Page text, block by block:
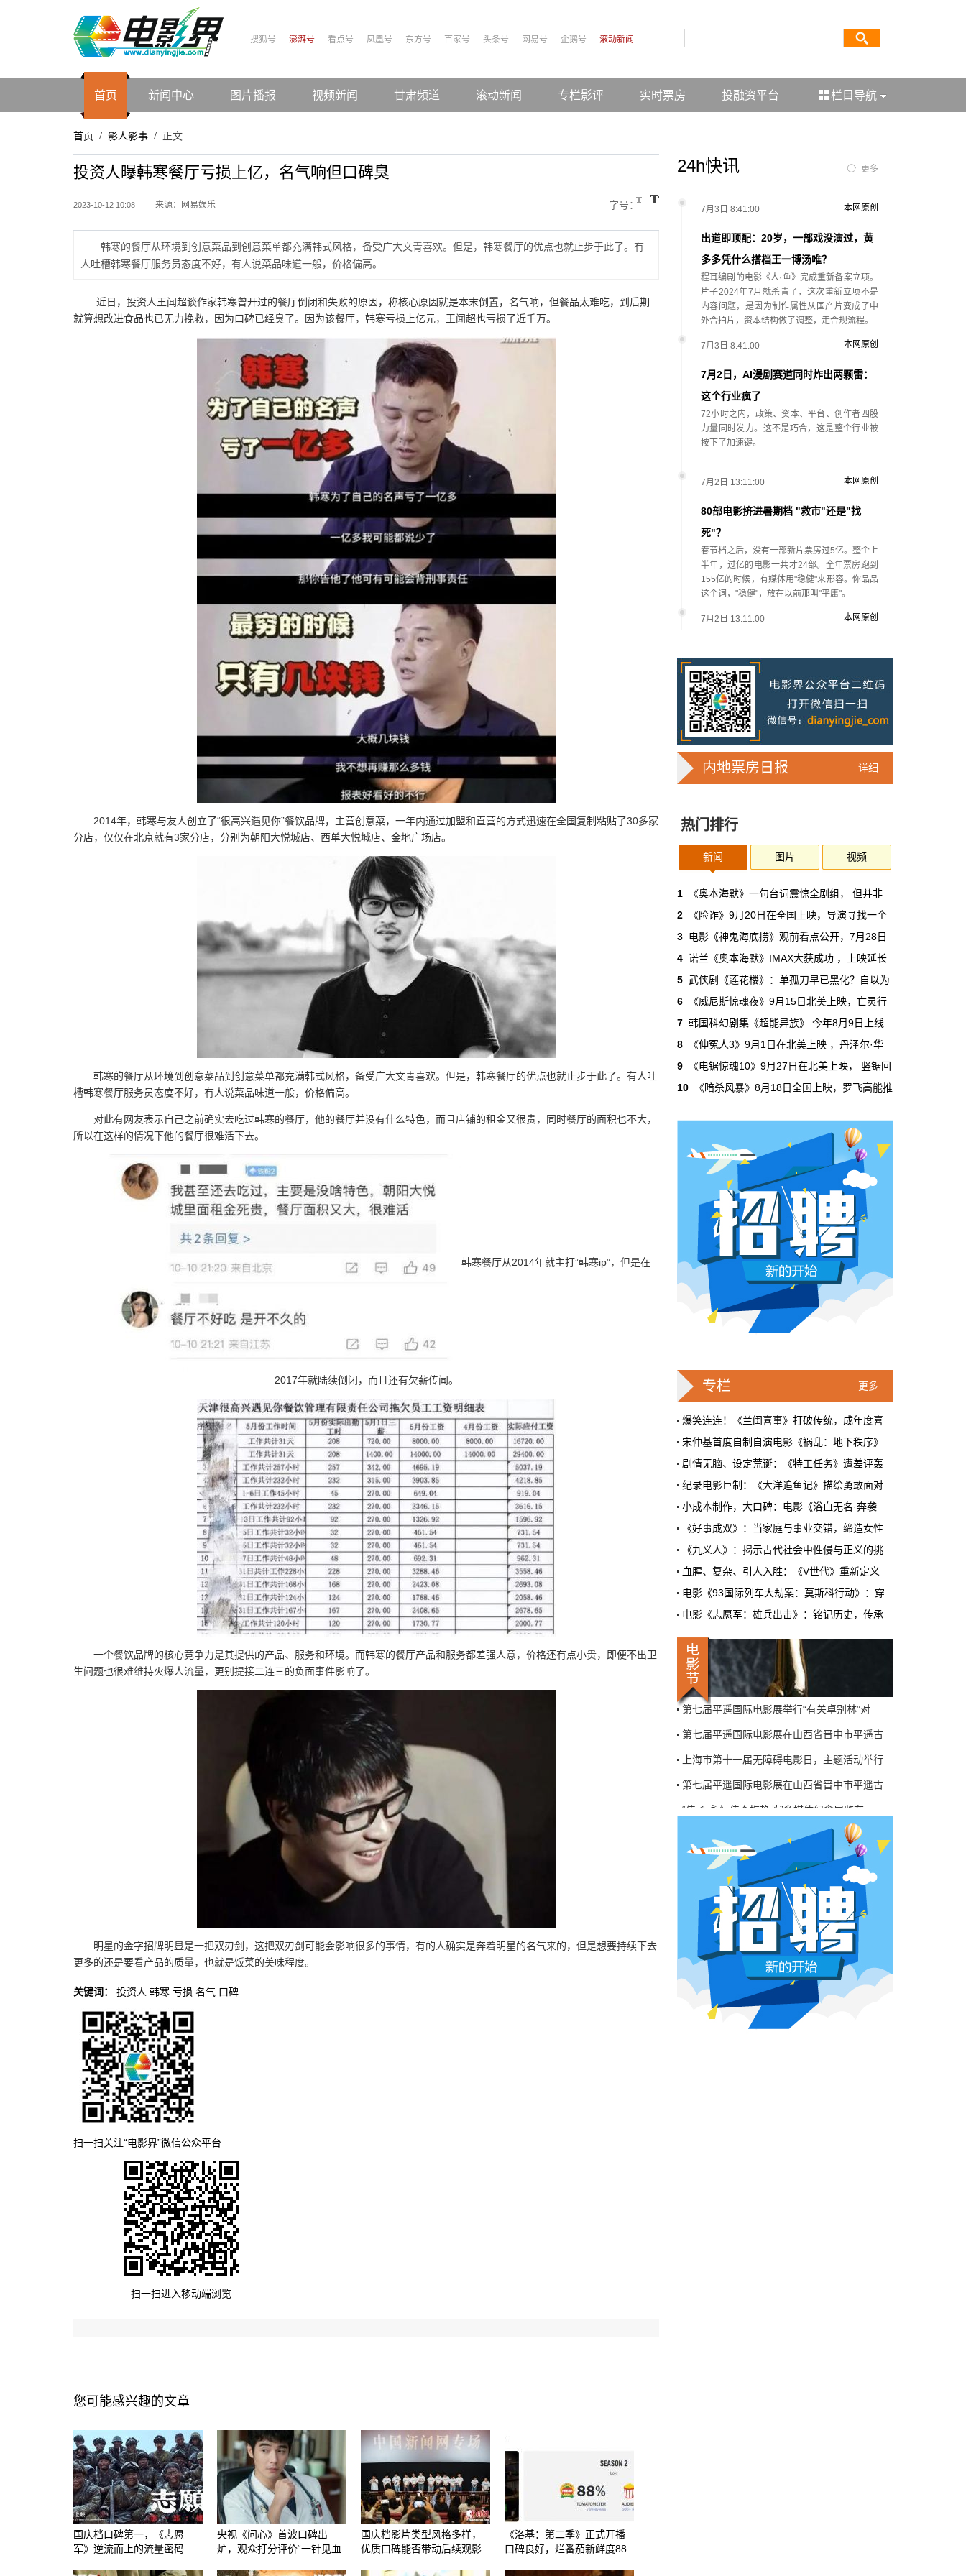
搜狐号 澎湃号 看点号 凤凰号 东方号 百家号 头条号 网易号 企鹅号 滚动新闻
首页 新闻中心 图片播报 视频新闻 甘肃频道 滚动新闻 专栏影评 实时票房 投融资平台 栏目导航
首页 / 影人影事 / 正文
投资人曝韩寒餐厅亏损上亿，名气响但口碑臭
2023-10-12 10:08 来源：网易娱乐 字号：
韩寒的餐厅从环境到创意菜品到创意菜单都充满韩式风格，备受广大文青喜欢。但是，韩寒餐厅的优点也就止步于此了。有
人吐槽韩寒餐厅服务员态度不好，有人说菜品味道一般，价格偏高。
近日，投资人王闻超谈作家韩寒曾开过的餐厅倒闭和失败的原因，称核心原因就是本末倒置，名气响，但餐品太难吃，到后期
就算想改进食品也已无力挽救，因为口碑已经臭了。因为该餐厅，韩寒亏损上亿元，王闻超也亏损了近千万。
2014年，韩寒与友人创立了“很高兴遇见你”餐饮品牌，主营创意菜，一年内通过加盟和直营的方式迅速在全国复制粘贴了30多家
分店，仅仅在北京就有3家分店，分别为朝阳大悦城店、西单大悦城店、金地广场店。
韩寒的餐厅从环境到创意菜品到创意菜单都充满韩式风格，备受广大文青喜欢。但是，韩寒餐厅的优点也就止步于此了。有人吐
槽韩寒餐厅服务员态度不好，有人说菜品味道一般，价格偏高。
对此有网友表示自己之前确实去吃过韩寒的餐厅，他的餐厅并没有什么特色，而且店铺的租金又很贵，同时餐厅的面积也不大，
所以在这样的情况下他的餐厅很难活下去。
韩寒餐厅从2014年就主打”韩寒ip”，但是在
2017年就陆续倒闭，而且还有欠薪传闻。
一个餐饮品牌的核心竞争力是其提供的产品、服务和环境。而韩寒的餐厅产品和服务都差强人意，价格还有点小贵，即便不出卫
生问题也很难维持火爆人流量，更别提接二连三的负面事件影响了。
明星的金字招牌明显是一把双刃剑，这把双刃剑可能会影响很多的事情，有的人确实是奔着明星的名气来的，但是想要持续下去
更多的还是要看产品的质量，也就是饭菜的美味程度。
关键词： 投资人 韩寒 亏损 名气 口碑
扫一扫关注“电影界”微信公众平台
扫一扫进入移动端浏览
您可能感兴趣的文章
国庆档口碑第一，《志愿
军》逆流而上的流量密码
央视《问心》首波口碑出
炉，观众打分评价“一针见血
国庆档影片类型风格多样，
优质口碑能否带动后续观影
《洛基：第二季》正式开播
口碑良好，烂番茄新鲜度88
24h快讯 更多
7月3日 8:41:00
出道即顶配：20岁，一部戏没演过，黄
多多凭什么搭档王一博汤唯？
程耳编剧的电影《人·鱼》完成重新备案立项。
片子2024年7月就杀青了，这次重新立项不是
内容问题，是因为制作属性从国产片变成了中
外合拍片，资本结构做了调整，走合规流程。
本网原创
7月3日 8:41:00
7月2日，AI漫剧赛道同时炸出两颗雷：
这个行业疯了
72小时之内，政策、资本、平台、创作者四股
力量同时发力。这不是巧合，这是整个行业被
按下了加速键。
本网原创
7月2日 13:11:00
80部电影挤进暑期档 "救市"还是"找
死"？
春节档之后，没有一部新片票房过5亿。整个上
半年，过亿的电影一共才24部。全年票房跑到
155亿的时候，有媒体用"稳健"来形容。你品品
这个词，"稳健"，放在以前那叫"平庸"。
本网原创
7月2日 13:11:00
路
2025年，真人实拍微短剧的上线数量占比约
71%，AI微短剧不到30%。到了2026年第一季
度，这个比例完全倒挂——真人实拍跌到
32%，AI飙升到68%。
本网原创
华策拿《西游记》赌AI那天，半个影视
一个做了几十年传统影视的头部公司，用这种
再是草根创业者的自嗨游戏，正规军来了。
本网原创
6月30日 11:34:00
7月1日起AI漫剧独立上户：30万以下
的，平台自己兜着
过去两年，AI漫剧用一种近乎无政府的方式，
吃掉了整个微短剧市场95%的产量，却几乎没
本网原创
6月29日 10:20:00
时间，年轻人在电影院里的占比缩水了一半还
多。20岁以下更夸张，从8.9%跌到2.9%，几
乎归零…
本网原创
6月29日 10:20:00
AI短剧赢了数量，真人短剧赢了命
2026年一季度，全行业上线微短剧12.8万部，
其中AI短剧12.2万部，占比超过95%。真人短
剧？只剩几千部。你猜这95%的AI短剧，拿走
了多少流量？
本网原创
6月28日 13:03:00
戛纳一句"Fuck AI"，喊出了多少电影人
高定，而是一句话。
本网原创
6月28日 9:25:00
周星驰跑去拍AI短剧了，电影院还剩什
么？
5月31号，横店。63岁的周星驰穿着黑色夹克
出现在《食神2026》的开机现场。这部短剧改
编自他30年前的经典电影，竖屏拍摄，AI辅助
制作，成本400万。预计9月上线。
本网原创
6月28日 9:25:00
短剧从业者在评论区集体破防。有人说"今年开
机率比去年腰斩"，有人说"演员片酬从日薪800
三天的东西，AI一天出八集，还比你好看…
本网原创
6月27日 10:01:00
9万块银幕，全年只卖400亿：电影院的
近80部中外影片，革命历史、喜剧、科幻、动
《玩具总动员5》、谢苗的《火遮眼》，该有的
牌都亮出来了。
6月27日 10:01:00
7万部AI短剧一夜下架，广电总局这次是
动真格的
6月24日，广电总局官网挂出了一份文件。没
有发布会，没有吹风会。就这么安安静静地，
把《微短剧发展管理办法（征求意见稿）》摆
到了所有人面前。
本网原创
6月26日 10:03:00
影视行业冷透了：167个人抢一个活，
顶流演员台上求工作
董子健领奖的时候说："我还是演员董子健，有
合适的角色可以找我，档期很空。"刘昊然在台
详细
内地票房日报
热门排行
新闻 图片 视频
1
《奥本海默》一句台词震惊全剧组， 但并非
2
《险诈》9月20日在全国上映，导演寻找一个
3 电影《神鬼海底捞》观前看点公开，7月28日
4 诺兰《奥本海默》IMAX大获成功 ，上映延长
5 武侠剧《莲花楼》：单孤刀早已黑化？自以为
6
《威尼斯惊魂夜》9月15日北美上映，亡灵行
7 韩国科幻剧集《超能异族》 今年8月9日上线
8
《伸冤人3》9月1日在北美上映 ，丹泽尔·华
9
《电锯惊魂10》9月27日在北美上映， 竖锯回
10
《暗杀风暴》8月18日全国上映，罗飞高能推
更多
专栏
爆笑连连！《兰闺喜事》打破传统，成年度喜
宋仲基首度自制自演电影《祸乱：地下秩序》
剧情无脑、设定荒诞：《特工任务》遭差评轰
纪录电影巨制：《大洋追鱼记》描绘勇敢面对
小成本制作，大口碑：电影《浴血无名·奔袭
《好事成双》：当家庭与事业交错，缔造女性
《九义人》：揭示古代社会中性侵与正义的挑
血腥、复杂、引人入胜：《V世代》重新定义
电影《93国际列车大劫案：莫斯科行动》：穿
电影《志愿军：雄兵出击》：铭记历史，传承
第七届平遥国际电影展在山西省晋中市平遥古
第七届平遥国际电影展开幕之际举行首场学术
第七届平遥国际电影展举行“有关卓别林”对
第七届平遥国际电影展在山西省晋中市平遥古
上海市第十一届无障碍电影日，主题活动举行
第七届平遥国际电影展在山西省晋中市平遥古
“传承·永恒传奇梅艳芳”多媒体纪念展览在
电影《爆破班》项目启动仪式在北京举行，许
第七届平遥国际电影展开幕之际举行首场学术
第七届平遥国际电影展举行“有关卓别林”对